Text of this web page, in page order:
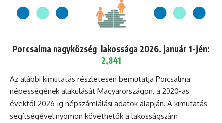
Porcsalma nagyközség lakossága 2026. január 1-jén:
2,841
Az alábbi kimutatás részletesen bemutatja Porcsalma
népességének alakulását Magyarországon, a 2020-as
évektől 2026-ig népszámlálási adatok alapján. A kimutatás
segítségével nyomon követhetők a lakosságszám